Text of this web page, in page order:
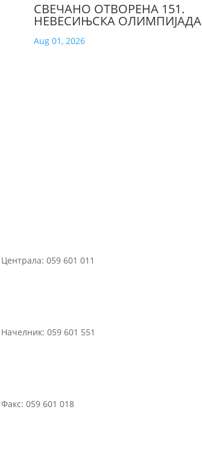
СВЕЧАНО ОТВОРЕНА 151.
НЕВЕСИЊСКА ОЛИМПИЈАДА
Aug 01, 2026
Централа: 059 601 011
Начелник: 059 601 551
Факс: 059 601 018